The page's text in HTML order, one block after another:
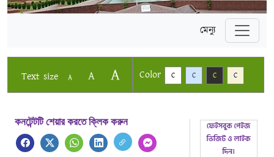
মেন্যু
Text size A A A Color C C C C
কনটেন্টটি শেয়ার করতে ক্লিক করুন